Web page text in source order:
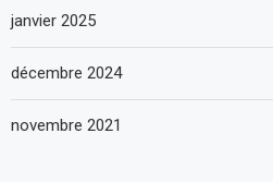
janvier 2025
décembre 2024
novembre 2021